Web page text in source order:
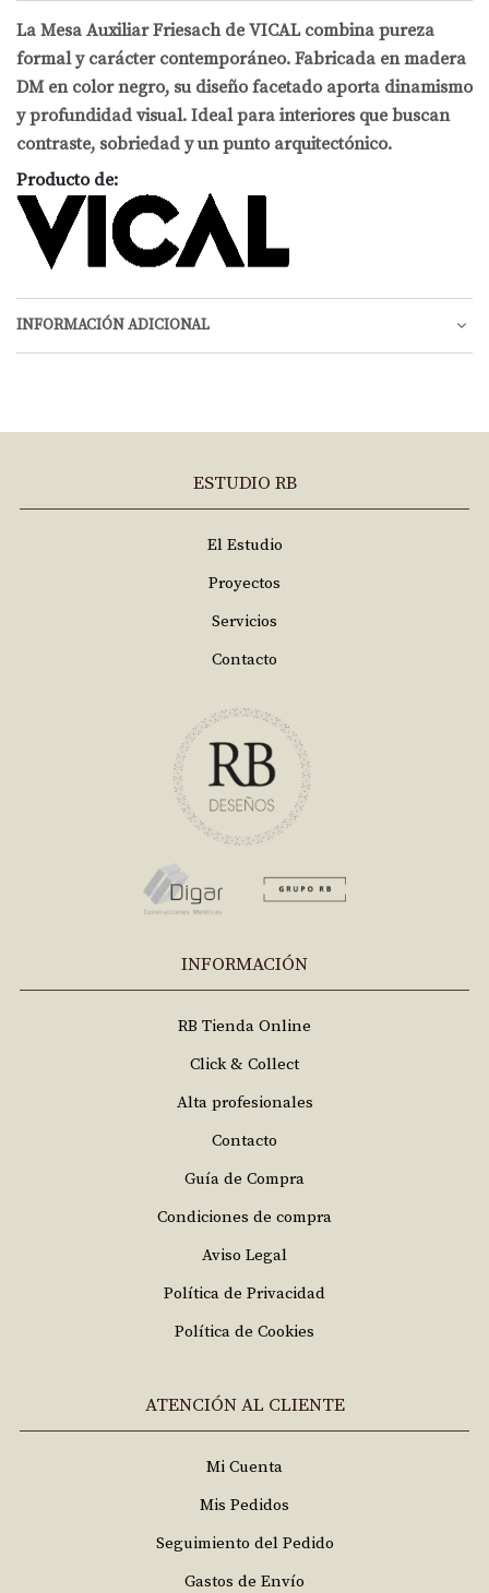
La Mesa Auxiliar Friesach de VICAL combina pureza
formal y carácter contemporáneo. Fabricada en madera
DM en color negro, su diseño facetado aporta dinamismo
y profundidad visual. Ideal para interiores que buscan
contraste, sobriedad y un punto arquitectónico.
Producto de:
INFORMACIÓN ADICIONAL
ESTUDIO RB
El Estudio
Proyectos
Servicios
Contacto
INFORMACIÓN
RB Tienda Online
Click & Collect
Alta profesionales
Contacto
Guía de Compra
Condiciones de compra
Aviso Legal
Política de Privacidad
Política de Cookies
ATENCIÓN AL CLIENTE
Mi Cuenta
Mis Pedidos
Seguimiento del Pedido
Gastos de Envío